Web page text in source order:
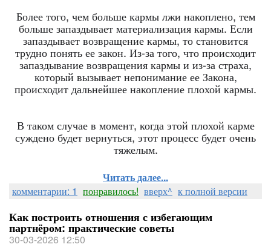
Более того, чем больше кармы лжи накоплено, тем
больше запаздывает материализация кармы. Если
запаздывает возвращение кармы, то становится
трудно понять ее закон. Из-за того, что происходит
запаздывание возвращения кармы и из-за страха,
который вызывает непонимание ее Закона,
происходит дальнейшее накопление плохой кармы.
В таком случае в момент, когда этой плохой карме
суждено будет вернуться, этот процесс будет очень
тяжелым.
Читать далее...
комментарии: 1 понравилось! вверх^ к полной версии
Как построить отношения с избегающим
партнёром: практические советы
30-03-2026 12:50